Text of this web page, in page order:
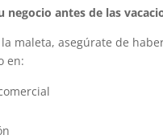
negocio antes de las
maleta, asegúrate de
en: